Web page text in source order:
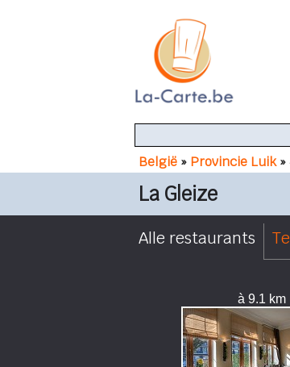
België » Provincie Luik»
La Gleize
Alle restaurants
à 9.1 km